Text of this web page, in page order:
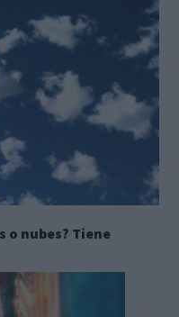
o nubes? Tiene